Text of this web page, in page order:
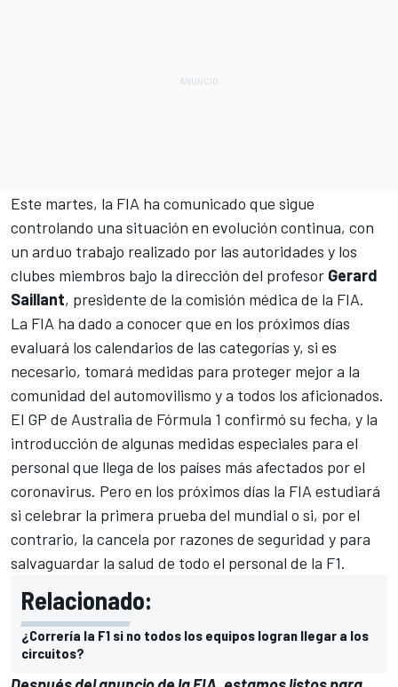
Este martes, la FIA ha comunicado que sigue
controlando una situación en evolución continua, con
un arduo trabajo realizado por las autoridades y los
clubes miembros bajo la dirección del profesor Gerard
Saillant, presidente de la comisión médica de la FIA.
La FIA ha dado a conocer que en los próximos días
evaluará los calendarios de las categorías y, si es
necesario, tomará medidas para proteger mejor a la
comunidad del automovilismo y a todos los aficionados.
El GP de Australia de Fórmula 1 confirmó su fecha, y la
introducción de algunas medidas especiales para el
personal que llega de los países más afectados por el
coronavirus. Pero en los próximos días la FIA estudiará
si celebrar la primera prueba del mundial o si, por el
contrario, la cancela por razones de seguridad y para
salvaguardar la salud de todo el personal de la F1.
Relacionado:
¿Correría la F1 si no todos los equipos logran llegar a los
circuitos?